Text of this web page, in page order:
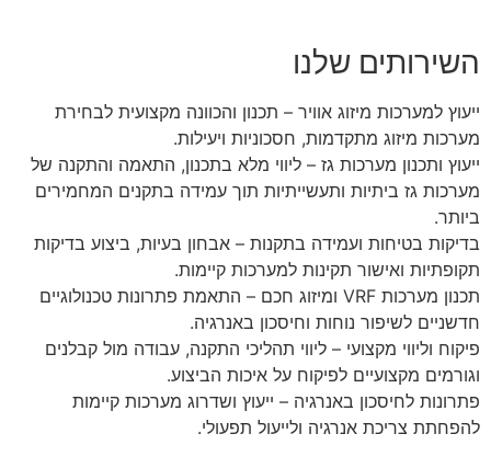
השירותים שלנו
ייעוץ למערכות מיזוג אוויר – תכנון והכוונה מקצועית לבחירת
מערכות מיזוג מתקדמות, חסכוניות ויעילות.
ייעוץ ותכנון מערכות גז – ליווי מלא בתכנון, התאמה והתקנה של
מערכות גז ביתיות ותעשייתיות תוך עמידה בתקנים המחמירים
ביותר.
בדיקות בטיחות ועמידה בתקנות – אבחון בעיות, ביצוע בדיקות
תקופתיות ואישור תקינות למערכות קיימות.
תכנון מערכות VRF ומיזוג חכם – התאמת פתרונות טכנולוגיים
חדשניים לשיפור נוחות וחיסכון באנרגיה.
פיקוח וליווי מקצועי – ליווי תהליכי התקנה, עבודה מול קבלנים
וגורמים מקצועיים לפיקוח על איכות הביצוע.
פתרונות לחיסכון באנרגיה – ייעוץ ושדרוג מערכות קיימות
להפחתת צריכת אנרגיה ולייעול תפעולי.